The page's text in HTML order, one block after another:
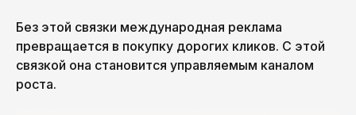
Без этой связки международная реклама
превращается в покупку дорогих кликов. С этой
связкой она становится управляемым каналом
роста.